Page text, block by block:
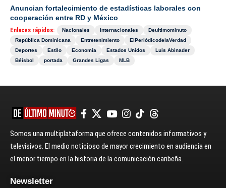
Anuncian fortalecimiento de estadísticas laborales con
cooperación entre RD y México
Enlaces rápidos: Nacionales Internacionales
Deultimominuto
República Dominicana
Entretenimiento
ElPeriódicodelaVerdad
Deportes
Estilo Economía Estados Unidos
Luis Abinader
Béisbol
portada Grandes Ligas MLB
Somos una multiplataforma que ofrece contenidos informativos y
televisivos. El medio noticioso de mayor crecimiento en audiencia en
el menor tiempo en la historia de la comunicación caribeña.
Newsletter